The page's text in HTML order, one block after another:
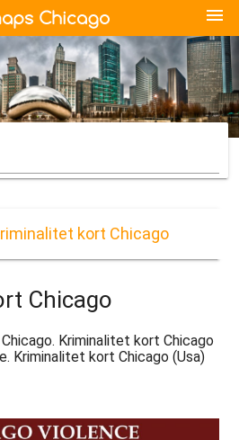
menu
kort Chicago
Chicago
Kriminalitet kort Chicago
Kriminalitet kort Chicago (Usa)